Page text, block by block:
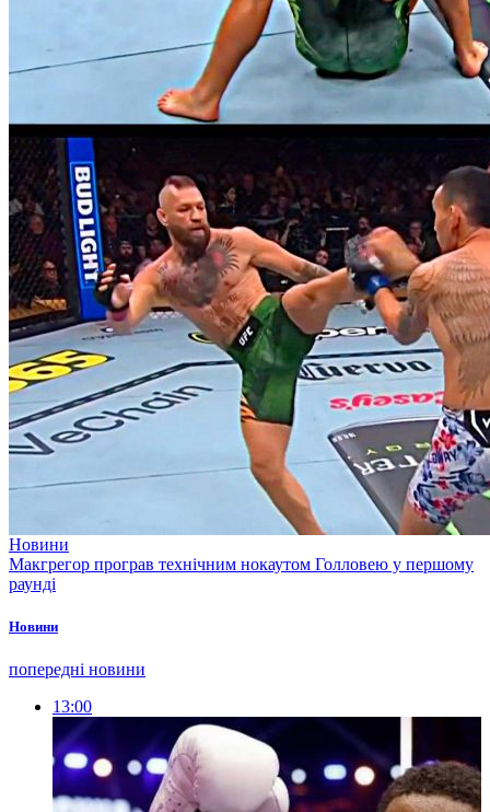
Новини
Макгрегор програв технічним нокаутом Голловею у першому
раунді
Новини
попередні новини
13:00